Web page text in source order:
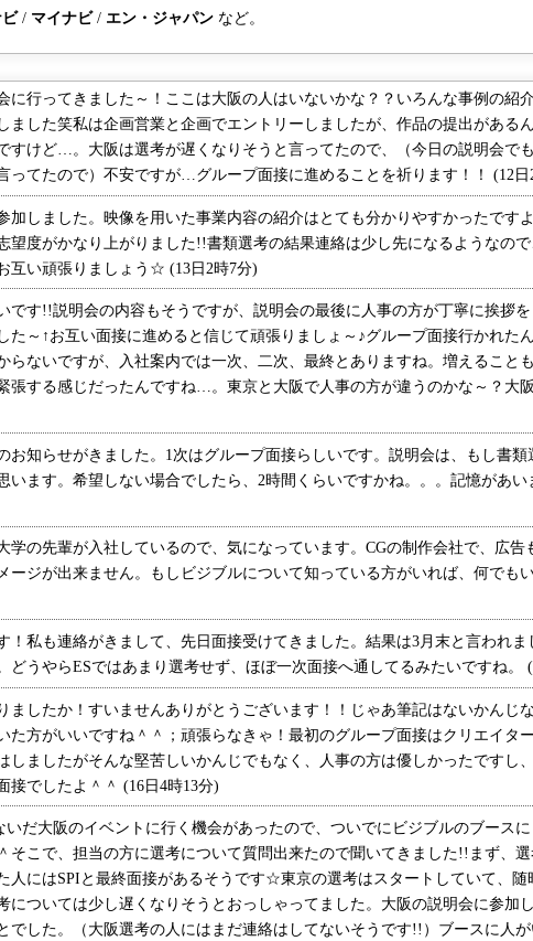
ビ/ マイナビ/ エン・ジャパン など。
行ってきました～！ここは大阪の人はいないかな？？いろんな事例の紹
ました笑私は企画営業と企画でエントリーしましたが、作品の提出がある
すけど…。大阪は選考が遅くなりそうと言ってたので、（今日の説明会で
ってたので）不安ですが…グループ面接に進めることを祈ります！！ (12日
しました。映像を用いた事業内容の紹介はとても分かりやすかったです
望度がかなり上がりました!!書類選考の結果連絡は少し先になるようなの
互い頑張りましょう☆ (13日2時7分)
す!!説明会の内容もそうですが、説明会の最後に人事の方が丁寧に挨拶
た～↑お互い面接に進めると信じて頑張りましょ～♪グループ面接行かれた
らないですが、入社案内では一次、二次、最終とありますね。増えること
張する感じだったんですね…。東京と大阪で人事の方が違うのかな～？大
知らせがきました。1次はグループ面接らしいです。説明会は、もし書類
います。希望しない場合でしたら、2時間くらいですかね。。。記憶があ
の先輩が入社しているので、気になっています。CGの制作会社で、広告
ージが出来ません。もしビジブルについて知っている方がいれば、何でも
私も連絡がきまして、先日面接受けてきました。結果は3月末と言われ
どうやらESではあまり選考せず、ほぼ一次面接へ通してるみたいですね。
ましたか！すいませんありがとうございます！！じゃあ筆記はないかんじ
た方がいいですね＾＾；頑張らなきゃ！最初のグループ面接はクリエイタ
しましたがそんな堅苦しいかんじでもなく、人事の方は優しかったですし
接でしたよ＾＾ (16日4時13分)
だ大阪のイベントに行く機会があったので、ついでにビジブルのブース
こで、担当の方に選考について質問出来たので聞いてきました!!まず、
人にはSPIと最終面接があるそうです☆東京の選考はスタートしていて、
については少し遅くなりそうとおっしゃってました。大阪の説明会に参加
でした。（大阪選考の人にはまだ連絡はしてないそうです!!）ブースに人